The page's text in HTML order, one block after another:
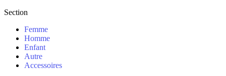
Section
Femme
Homme
Enfant
Autre
Accessoires